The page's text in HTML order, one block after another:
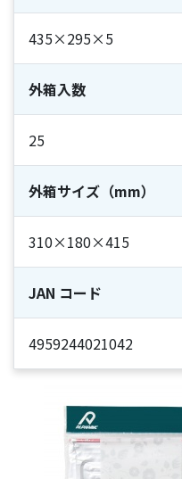
435×295×5
外箱入数
25
外箱サイズ（mm）
310×180×415
JAN コード
4959244021042